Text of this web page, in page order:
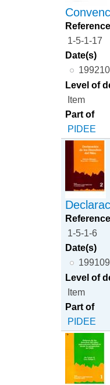
1-5-1-17
Date(s)
Level of
Item
Part of
PIDEE
1-5-1-6
Date(s)
Level of
Item
Part of
PIDEE